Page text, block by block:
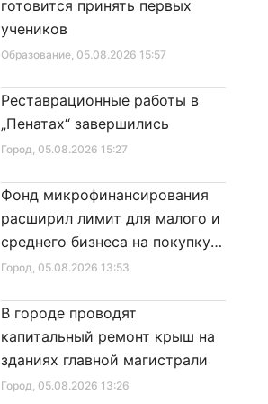
Санкт‑Петербурга»
Образование, 05.08.2026 15:57
готовится принять первых
учеников
Город, 05.08.2026 15:27
Реставрационные работы в
„Пенатах“ завершились
Город, 05.08.2026 13:53
Фонд микрофинансирования
расширил лимит для малого и
среднего бизнеса на покупку
специальной техники
Город, 05.08.2026 13:26
В городе проводят
капитальный ремонт крыш на
зданиях главной магистрали